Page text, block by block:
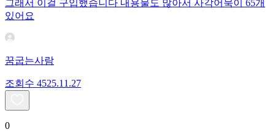
그래서 이걸 구입했습니다 내용물도 많아서 사각어묵이 65개
있어요
꿈굽는사람
조회수 4525.11.27
0